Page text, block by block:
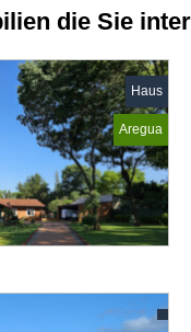
die Sie
Haus
Aregua